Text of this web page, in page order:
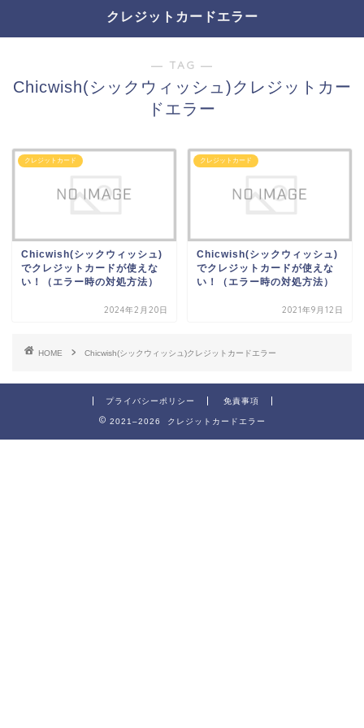
クレジットカードエラー
― TAG ―
Chicwish(シックウィッシュ)クレジットカー
ドエラー
クレジットカード
Chicwish(シックウィッシュ)
でクレジットカードが使えな
い！（エラー時の対処方法）
2024年2月20日
クレジットカード
Chicwish(シックウィッシュ)
でクレジットカードが使えな
い！（エラー時の対処方法）
2021年9月12日
HOME Chicwish(シックウィッシュ)クレジットカードエラー
プライバシーポリシー 免責事項
2021–2026 クレジットカードエラー